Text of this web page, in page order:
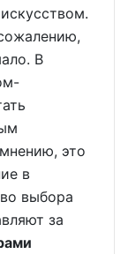
В
это
в
выбора
за